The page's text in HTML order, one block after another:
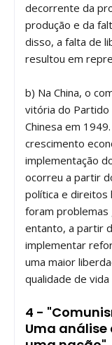
decorrente da
produção e da
disso, a falta de
resultou em
b) Na China, o
vitória do Partido
Chinesa em
crescimento
implementação
ocorreu a partir
política e direitos
foram
entanto, a partir
implementar
uma maior
qualidade de vida
4 -
Uma